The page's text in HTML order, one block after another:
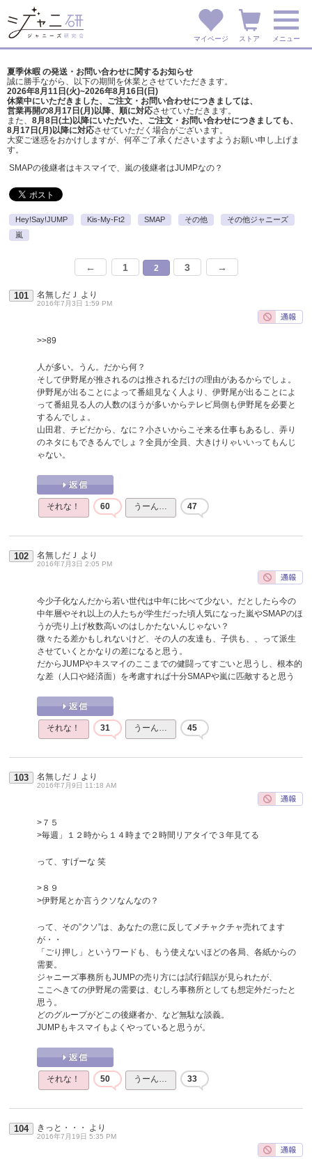
マイページ ストア メニュー
夏季休暇 の発送・お問い合わせに関するお知らせ
誠に勝手ながら、以下の期間を休業とさせていただきます。
2026年8月11日(火)~2026年8月16日(日)
休業中にいただきました、ご注文・お問い合わせにつきましては、
営業再開の8月17日(月)以降、順に対応させていただきます。
また、 8月8日(土)以降にいただいた、ご注文・ お問い合わせにつきましても、
8月17日(月)以降に対応させていただく場合がございます。
大変ご迷惑をおかけしますが、 何卒ご了承くださいますようお願い申し上げま
す。
SMAPの後継者はキスマイで、嵐の後継者はJUMPなの？
Hey!Say!JUMP Kis-My-Ft2 SMAP その他
その他ジャニーズ
嵐
← 1 2 3 →
101 名無しだＪ より
2016年7月3日 1:59 PM
>>89
人が多い。うん。だから何？
そして伊野尾が推されるのは推されるだけの理由があるからでしょ。
伊野尾が出ることによって番組見なく人より、伊野尾が出ることによ
って番組見る人の人数のほうが多いからテレビ局側も伊野尾を必要と
するんでしょ。
山田君、チビだから、なに？小さいからこそ来る仕事もあるし、弄り
のネタにもできるんでしょ？全員が全員、大きけりゃいいってもんじ
ゃない。
それな！ 60 うーん… 47
102 名無しだＪ より
2016年7月3日 2:05 PM
今少子化なんだから若い世代は中年に比べて少ない。だとしたら今の
中年層やそれ以上の人たちが学生だった頃人気になった嵐やSMAPのほ
うが売り上げ枚数高いのはしかたないんじゃない？
微々たる差かもしれないけど、その人の友達も、子供も、、って派生
させていくとかなりの差になると思う。
だからJUMPやキスマイのここまでの健闘ってすごいと思うし、根本的
な差（人口や経済面）を考慮すれば十分SMAPや嵐に匹敵すると思う
それな！ 31 うーん… 45
103 名無しだＪ より
2016年7月9日 11:18 AM
>７５
>毎週」１２時から１４時まで２時間リアタイで３年見てる
って、すげーな 笑
>８９
>伊野尾とか言うクソなんなの？
って、その”クソ”は、あなたの意に反してメチャクチャ売れてます
が・・
「ごり押し」というワードも、もう使えないほどの各局、各紙からの
需要。
ジャニーズ事務所もJUMPの売り方には試行錯誤が見られたが、
ここへきての伊野尾の需要は、むしろ事務所としても想定外だったと
思う。
どのグループがどこの後継者か、など無駄な談義。
JUMPもキスマイもよくやっていると思うが。
それな！ 50 うーん… 33
104 きっと・・・ より
2016年7月19日 5:35 PM